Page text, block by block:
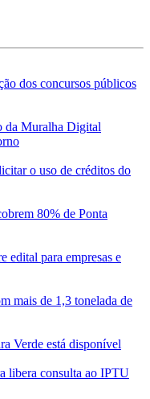
dos concursos públicos
da Muralha Digital
o uso de créditos do
80% de Ponta
edital para empresas e
mais de 1,3 tonelada de
Verde está disponível
libera consulta ao IPTU